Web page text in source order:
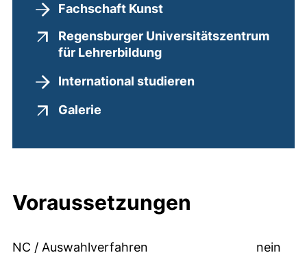
Fachschaft Kunst
Regensburger Universitätszentrum
für Lehrerbildung(externer Link, öffnet
International studieren
Galerie
Voraussetzungen
NC / Auswahlverfahren
nein